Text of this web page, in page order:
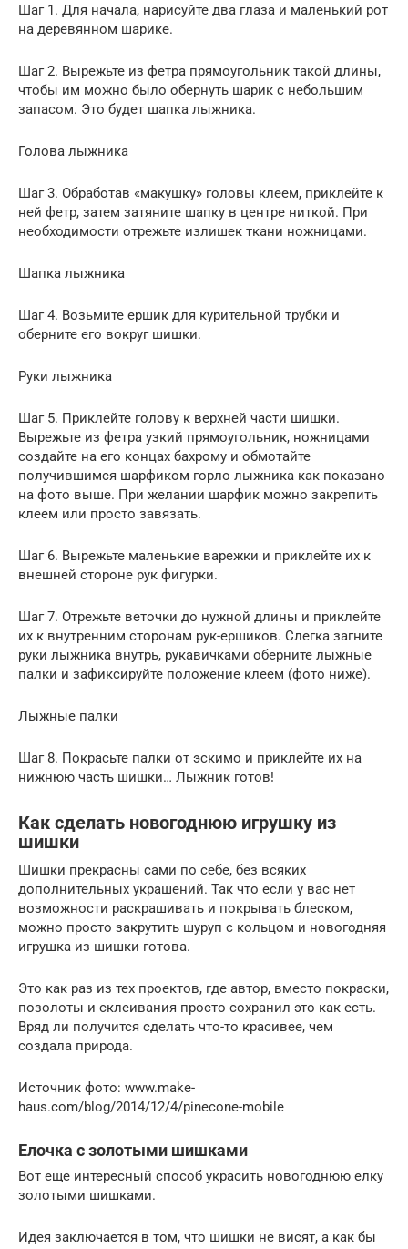
Шаг 1. Для начала, нарисуйте два глаза и маленький рот
на деревянном шарике.
Шаг 2. Вырежьте из фетра прямоугольник такой длины,
чтобы им можно было обернуть шарик с небольшим
запасом. Это будет шапка лыжника.
Голова лыжника
Шаг 3. Обработав «макушку» головы клеем, приклейте к
ней фетр, затем затяните шапку в центре ниткой. При
необходимости отрежьте излишек ткани ножницами.
Шапка лыжника
Шаг 4. Возьмите ершик для курительной трубки и
оберните его вокруг шишки.
Руки лыжника
Шаг 5. Приклейте голову к верхней части шишки.
Вырежьте из фетра узкий прямоугольник, ножницами
создайте на его концах бахрому и обмотайте
получившимся шарфиком горло лыжника как показано
на фото выше. При желании шарфик можно закрепить
клеем или просто завязать.
Шаг 6. Вырежьте маленькие варежки и приклейте их к
внешней стороне рук фигурки.
Шаг 7. Отрежьте веточки до нужной длины и приклейте
их к внутренним сторонам рук-ершиков. Слегка загните
руки лыжника внутрь, рукавичками оберните лыжные
палки и зафиксируйте положение клеем (фото ниже).
Лыжные палки
Шаг 8. Покрасьте палки от эскимо и приклейте их на
нижнюю часть шишки… Лыжник готов!
Как сделать новогоднюю игрушку из
шишки
Шишки прекрасны сами по себе, без всяких
дополнительных украшений. Так что если у вас нет
возможности раскрашивать и покрывать блеском,
можно просто закрутить шуруп с кольцом и новогодняя
игрушка из шишки готова.
Это как раз из тех проектов, где автор, вместо покраски,
позолоты и склеивания просто сохранил это как есть.
Вряд ли получится сделать что-то красивее, чем
создала природа.
Источник фото: www.make-
haus.com/blog/2014/12/4/pinecone-mobile
Елочка с золотыми шишками
Вот еще интересный способ украсить новогоднюю елку
золотыми шишками.
Идея заключается в том, что шишки не висят, а как бы